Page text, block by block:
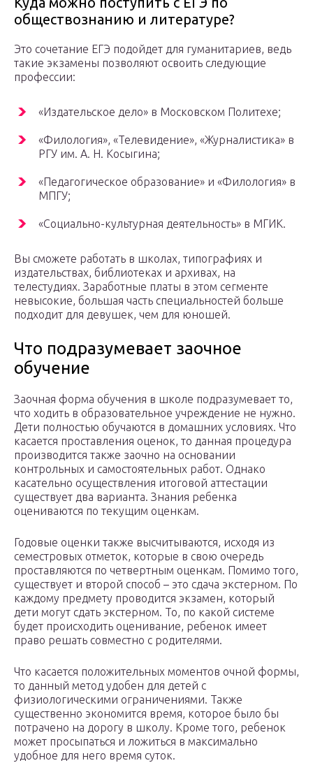
обществознанию и литературе?
Это сочетание ЕГЭ подойдет для гуманитариев, ведь
такие экзамены позволяют освоить следующие
профессии:
«Издательское дело» в Московском Политехе;
«Филология», «Телевидение», «Журналистика» в
РГУ им. А. Н. Косыгина;
«Педагогическое образование» и «Филология» в
МПГУ;
«Социально-культурная деятельность» в МГИК.
Вы сможете работать в школах, типографиях и
издательствах, библиотеках и архивах, на
телестудиях. Заработные платы в этом сегменте
невысокие, большая часть специальностей больше
подходит для девушек, чем для юношей.
Что подразумевает заочное
обучение
Заочная форма обучения в школе подразумевает то,
что ходить в образовательное учреждение не нужно.
Дети полностью обучаются в домашних условиях. Что
касается проставления оценок, то данная процедура
производится также заочно на основании
контрольных и самостоятельных работ. Однако
касательно осуществления итоговой аттестации
существует два варианта. Знания ребенка
оцениваются по текущим оценкам.
Годовые оценки также высчитываются, исходя из
семестровых отметок, которые в свою очередь
проставляются по четвертным оценкам. Помимо того,
существует и второй способ – это сдача экстерном. По
каждому предмету проводится экзамен, который
дети могут сдать экстерном. То, по какой системе
будет происходить оценивание, ребенок имеет
право решать совместно с родителями.
Что касается положительных моментов очной формы,
то данный метод удобен для детей с
физиологическими ограничениями. Также
существенно экономится время, которое было бы
потрачено на дорогу в школу. Кроме того, ребенок
может просыпаться и ложиться в максимально
удобное для него время суток.